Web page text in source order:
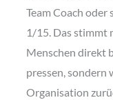
Team Coach
1/15. Das stimmt
Menschen direkt
pressen, sondern
Organisation